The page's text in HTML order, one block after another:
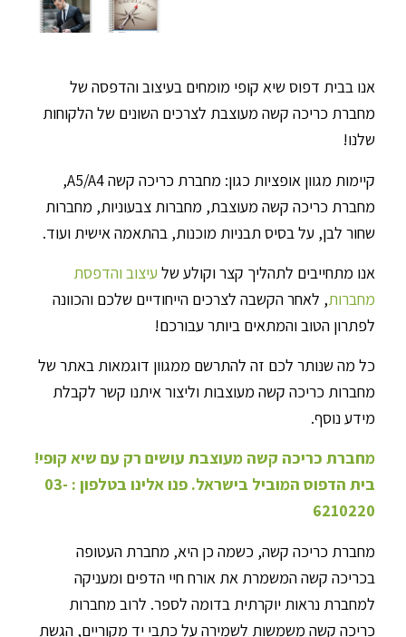
אנו בבית דפוס שיא קופי מומחים בעיצוב והדפסה של
מחברת כריכה קשה מעוצבת לצרכים השונים של הלקוחות
שלנו!
קיימות מגוון אופציות כגון: מחברת כריכה קשה A5/A4,
מחברת כריכה קשה מעוצבת, מחברות צבעוניות, מחברות
שחור לבן, על בסיס תבניות מוכנות, בהתאמה אישית ועוד.
אנו מתחייבים לתהליך קצר וקולע של עיצוב והדפסת
מחברות, לאחר הקשבה לצרכים הייחודיים שלכם והכוונה
לפתרון הטוב והמתאים ביותר עבורכם!
כל מה שנותר לכם זה להתרשם ממגוון דוגמאות באתר של
מחברות כריכה קשה מעוצבות וליצור איתנו קשר לקבלת
מידע נוסף.
מחברת כריכה קשה מעוצבת עושים רק עם שיא קופי!
בית הדפוס המוביל בישראל. פנו אלינו בטלפון : 03-
6210220
מחברת כריכה קשה, כשמה כן היא, מחברת העטופה
בכריכה קשה המשמרת את אורח חיי הדפים ומעניקה
למחברת נראות יוקרתית בדומה לספר. לרוב מחברות
כריכה קשה משמשות לשמירה על כתבי יד מקוריים, הגשת